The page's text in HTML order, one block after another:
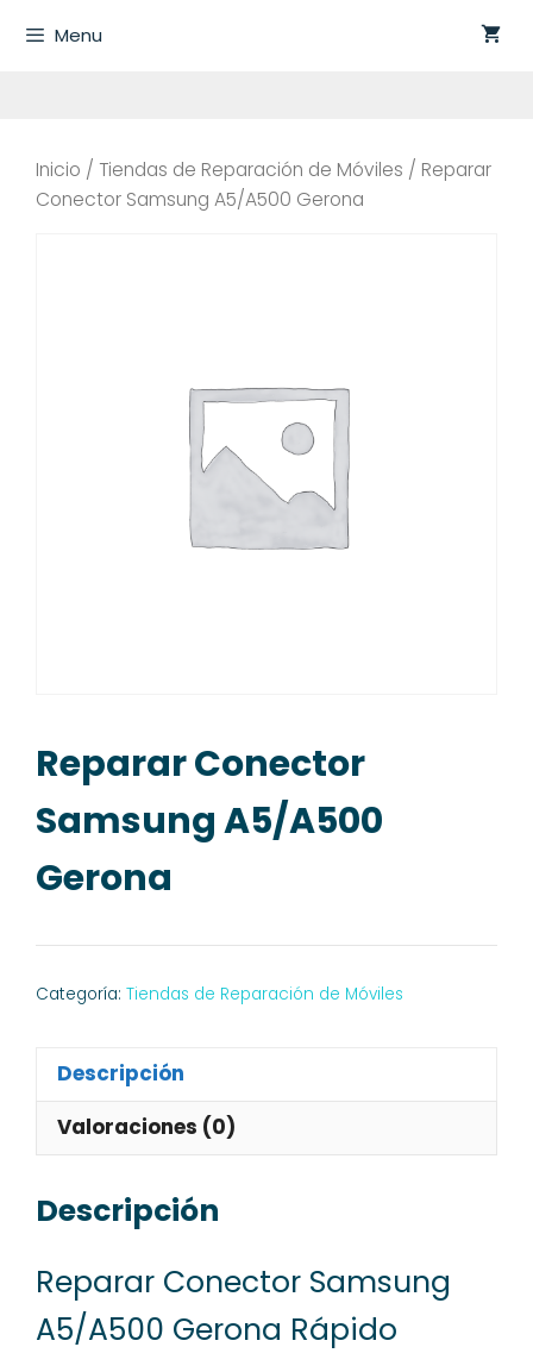
Menu
Inicio / Tiendas de Reparación de Móviles / Reparar
Conector Samsung A5/A500 Gerona
Reparar Conector
Samsung A5/A500
Gerona
Categoría: Tiendas de Reparación de Móviles
Descripción
Valoraciones (0)
Descripción
Reparar Conector Samsung
A5/A500 Gerona Rápido